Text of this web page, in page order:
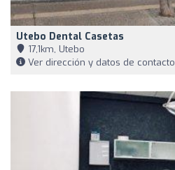
Utebo Dental Casetas
17,1km, Utebo
Ver dirección y datos de contacto